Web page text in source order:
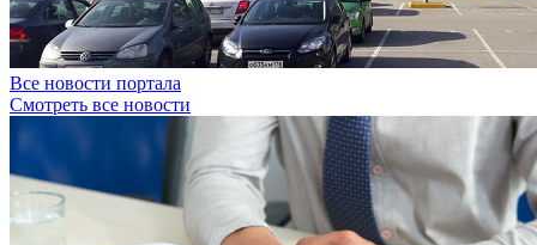
Все новости портала
Смотреть все новости